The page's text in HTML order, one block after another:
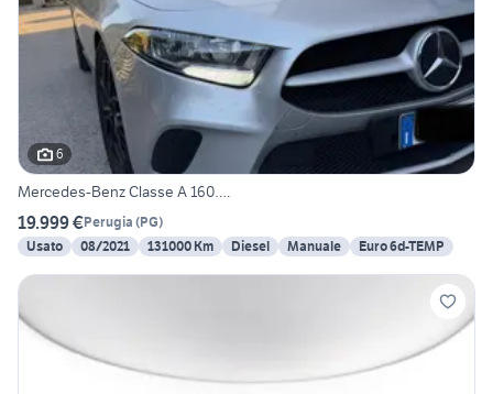
6
Mercedes-Benz Classe A 160….
19.999 €Perugia (PG)
Usato
08/2021 131000 Km Diesel Manuale Euro 6d-TEMP